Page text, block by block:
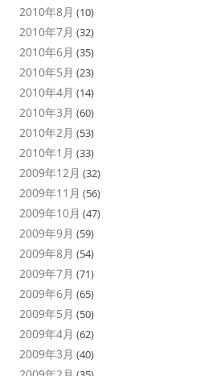
2010年8月 (10)
2010年7月 (32)
2010年6月 (35)
2010年5月 (23)
2010年4月 (14)
2010年3月 (60)
2010年2月 (53)
2010年1月 (33)
2009年12月 (32)
2009年11月 (56)
2009年10月 (47)
2009年9月 (59)
2009年8月 (54)
2009年7月 (71)
2009年6月 (65)
2009年5月 (50)
2009年4月 (62)
2009年3月 (40)